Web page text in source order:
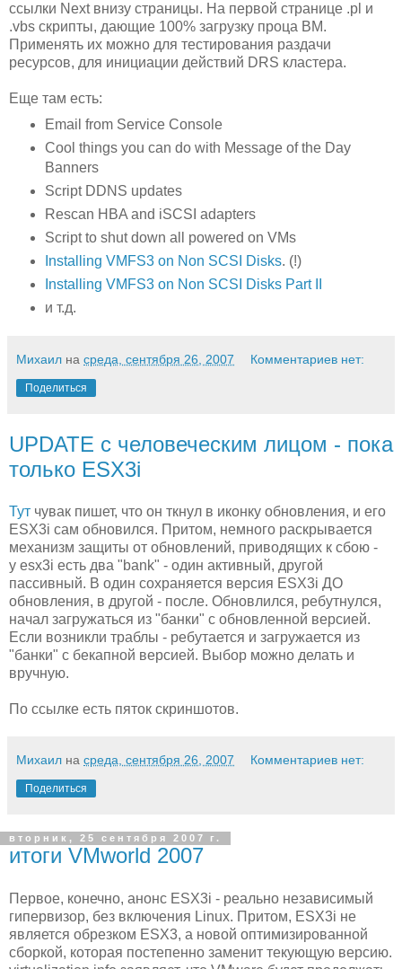
ссылки Next внизу страницы. На первой странице .pl и
.vbs скрипты, дающие 100% загрузку проца ВМ.
Применять их можно для тестирования раздачи
ресурсов, для инициации действий DRS кластера.
Еще там есть:
Email from Service Console
Cool things you can do with Message of the Day
Banners
Script DDNS updates
Rescan HBA and iSCSI adapters
Script to shut down all powered on VMs
Installing VMFS3 on Non SCSI Disks. (!)
Installing VMFS3 on Non SCSI Disks Part II
и т.д.
Михаил на среда, сентября 26, 2007 Комментариев нет:
Поделиться
UPDATE с человеческим лицом - пока
только ESX3i
Тут чувак пишет, что он ткнул в иконку обновления, и его
ESX3i сам обновился. Притом, немного раскрывается
механизм защиты от обновлений, приводящих к сбою -
у esx3i есть два "bank" - один активный, другой
пассивный. В один сохраняется версия ESX3i ДО
обновления, в другой - после. Обновлился, ребутнулся,
начал загружаться из "банки" с обновленной версией.
Если возникли траблы - ребутается и загружается из
"банки" с бекапной версией. Выбор можно делать и
вручную.
По ссылке есть пяток скриншотов.
Михаил на среда, сентября 26, 2007 Комментариев нет:
Поделиться
вторник, 25 сентября 2007 г.
итоги VMworld 2007
Первое, конечно, анонс ESX3i - реально независимый
гипервизор, без включения Linux. Притом, ESX3i не
является обрезком ESX3, а новой оптимизированной
сборкой, которая постепенно заменит текующую версию.